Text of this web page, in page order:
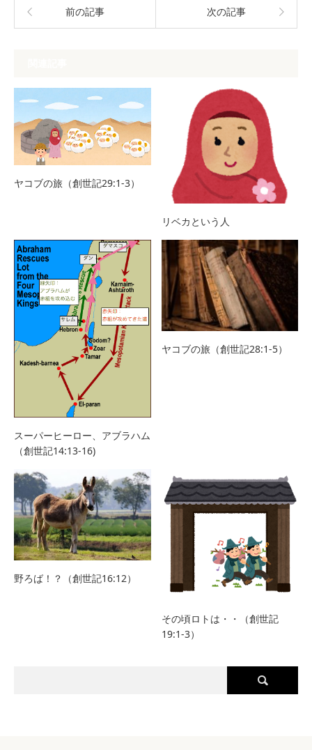
前の記事 次の記事
ヤコブの旅（創世記29:1-3）
リベカという人
スーパーヒーロー、アブラハム
（創世記14:13-16)
ヤコブの旅（創世記28:1-5）
野ろば！？（創世記16:12）
その頃ロトは・・（創世記
19:1-3）